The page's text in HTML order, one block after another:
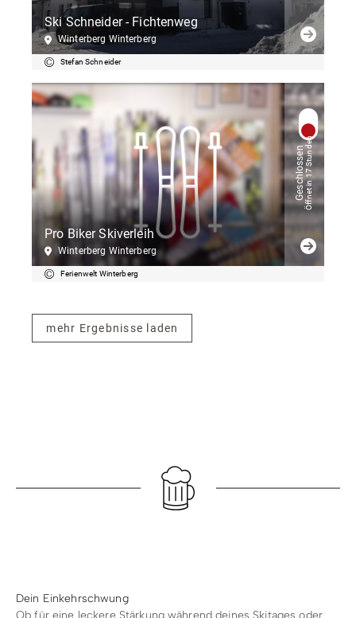
Ski Schneider - Fichtenweg
Winterberg Winterberg
Stefan Schneider
Pro Biker Skiverleih
Winterberg Winterberg
GeschlossenÖffnet in 17 Stunden
Ferienwelt Winterberg
mehr Ergebnisse laden
Dein Einkehrschwung
Ob für eine leckere Stärkung während deines Skitages oder